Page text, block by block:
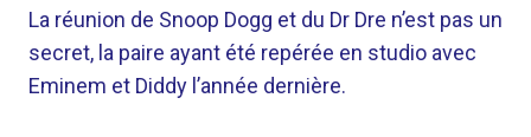
La réunion de Snoop Dogg et du Dr Dre n’est pas un
secret, la paire ayant été repérée en studio avec
Eminem et Diddy l’année dernière.